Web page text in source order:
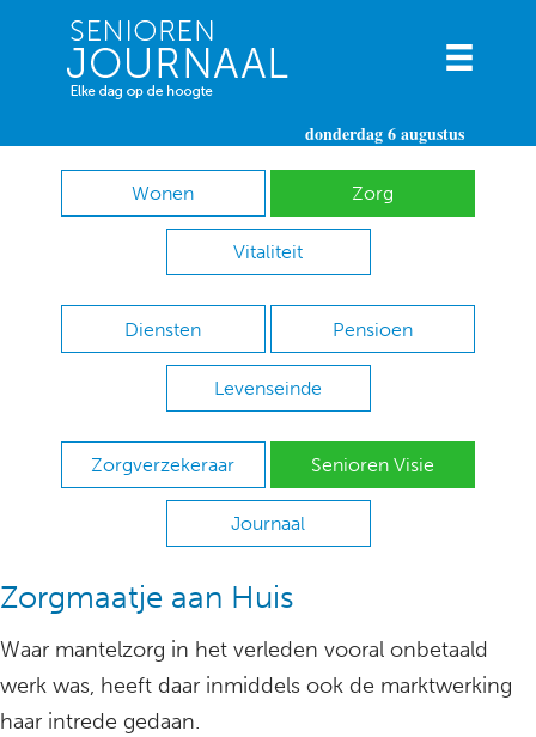
donderdag 6 augustus
Wonen Zorg
Vitaliteit
Diensten Pensioen
Levenseinde
Zorgverzekeraar Senioren Visie
Journaal
Zorgmaatje aan Huis
Waar mantelzorg in het verleden vooral onbetaald
werk was, heeft daar inmiddels ook de marktwerking
haar intrede gedaan.